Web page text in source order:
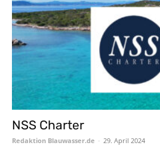
NSS Charter
Redaktion Blauwasser.de - 29. April 2024